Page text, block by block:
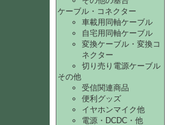
ケーブル・コネクター
車載用同軸ケーブル
自宅用同軸ケーブル
変換ケーブル・変換コ
ネクター
切り売り電源ケーブル
その他
受信関連商品
便利グッズ
イヤホンマイク他
電源・DCDC・他